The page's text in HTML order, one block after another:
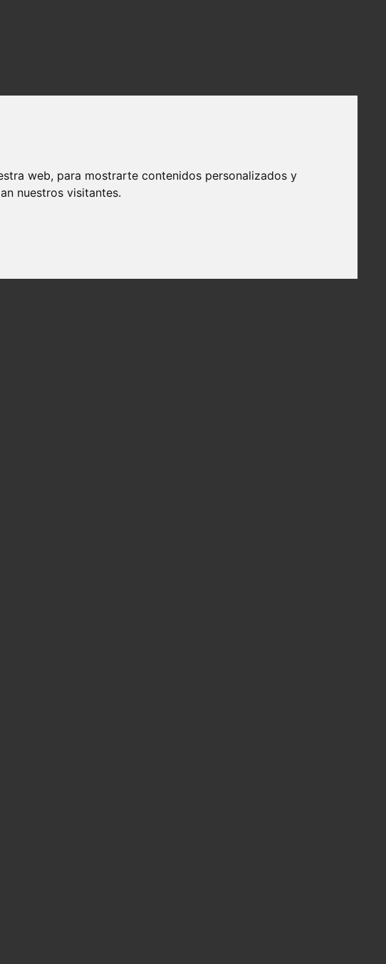
web, para mostrarte contenidos personalizados y
nuestros visitantes.